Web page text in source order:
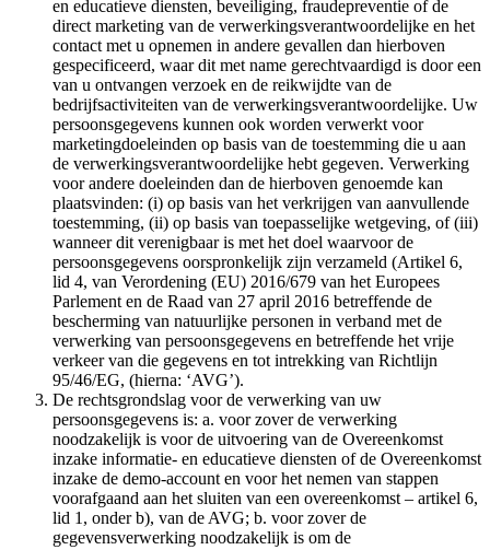
en educatieve diensten, beveiliging, fraudepreventie of de
direct marketing van de verwerkingsverantwoordelijke en het
contact met u opnemen in andere gevallen dan hierboven
gespecificeerd, waar dit met name gerechtvaardigd is door een
van u ontvangen verzoek en de reikwijdte van de
bedrijfsactiviteiten van de verwerkingsverantwoordelijke. Uw
persoonsgegevens kunnen ook worden verwerkt voor
marketingdoeleinden op basis van de toestemming die u aan
de verwerkingsverantwoordelijke hebt gegeven. Verwerking
voor andere doeleinden dan de hierboven genoemde kan
plaatsvinden: (i) op basis van het verkrijgen van aanvullende
toestemming, (ii) op basis van toepasselijke wetgeving, of (iii)
wanneer dit verenigbaar is met het doel waarvoor de
persoonsgegevens oorspronkelijk zijn verzameld (Artikel 6,
lid 4, van Verordening (EU) 2016/679 van het Europees
Parlement en de Raad van 27 april 2016 betreffende de
bescherming van natuurlijke personen in verband met de
verwerking van persoonsgegevens en betreffende het vrije
verkeer van die gegevens en tot intrekking van Richtlijn
95/46/EG, (hierna: ‘AVG’).
De rechtsgrondslag voor de verwerking van uw
persoonsgegevens is: a. voor zover de verwerking
noodzakelijk is voor de uitvoering van de Overeenkomst
inzake informatie- en educatieve diensten of de Overeenkomst
inzake de demo-account en voor het nemen van stappen
voorafgaand aan het sluiten van een overeenkomst – artikel 6,
lid 1, onder b), van de AVG; b. voor zover de
gegevensverwerking noodzakelijk is om de